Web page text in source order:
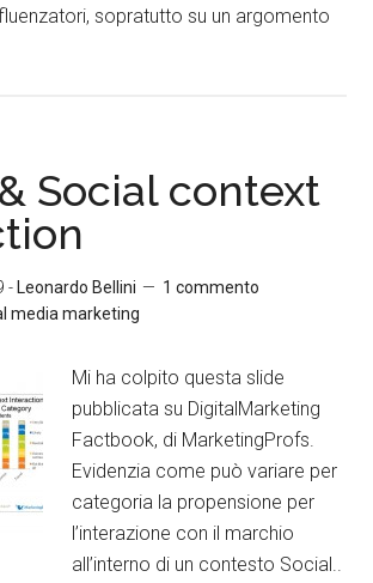
sopratutto su un argomento
Social context
- Leonardo Bellini
1 commento
media marketing
Mi ha colpito questa slide
pubblicata su DigitalMarketing
Factbook, di MarketingProfs.
Evidenzia come può variare per
categoria la propensione per
l’interazione con il marchio
all’interno di un contesto Social..